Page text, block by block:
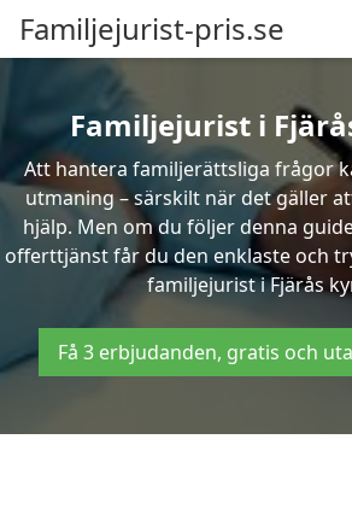
Familjejurist-pris.se
Familjejurist i
Att hantera familjerättsliga frågor
utmaning – särskilt när det gäller
hjälp. Men om du följer denna
offerttjänst får du den enklaste och
familjejurist i Fjärås
Få 3 erbjudanden, gratis och